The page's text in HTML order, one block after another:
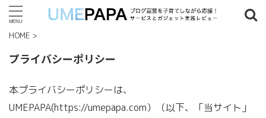
記事検索
タグ一覧
7歳以上(4) 8歳以上(4) 9歳以上(2) 18歳以上 (1)
HOME >
プライバシーポリシー
本プライバシーポリシーは、
UMEPAPA(https://umepapa.com）（以下、「当サイト」